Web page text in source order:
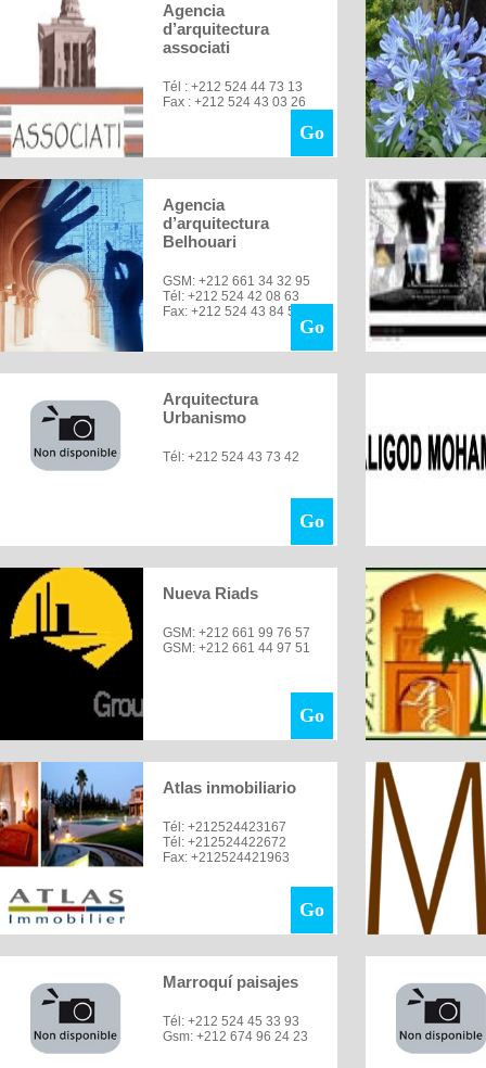
Agencia
d’arquitectura
associati
Tél : +212 524 44 73 13
Fax : +212 524 43 03 26
Go
Agencia
d’arquitectura
Belhouari
GSM: +212 661 34 32 95
Tél: +212 524 42 08 63
Fax: +212 524 43 84 51
Go
Arquitectura
Urbanismo
Tél: +212 524 43 73 42
Go
Nueva Riads
GSM: +212 661 99 76 57
GSM: +212 661 44 97 51
Go
Atlas inmobiliario
Tél: +212524423167
Tél: +212524422672
Fax: +212524421963
Go
Marroquí paisajes
Tél: +212 524 45 33 93
Gsm: +212 674 96 24 23